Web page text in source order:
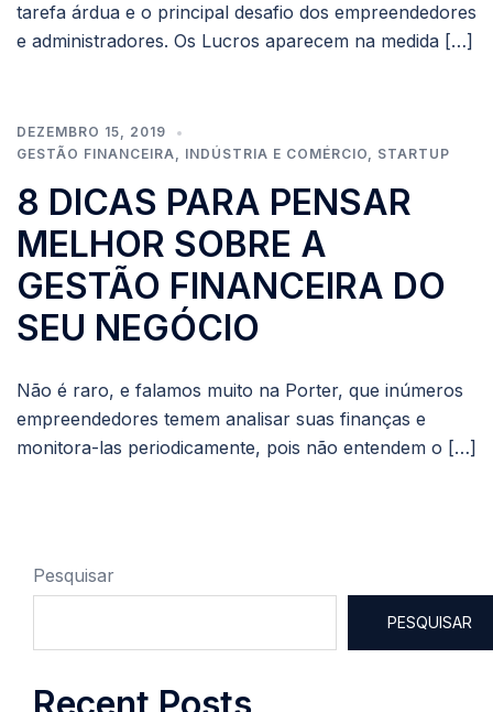
tarefa árdua e o principal desafio dos empreendedores
e administradores. Os Lucros aparecem na medida […]
DEZEMBRO 15, 2019
GESTÃO FINANCEIRA, INDÚSTRIA E COMÉRCIO, STARTUP
8 DICAS PARA PENSAR
MELHOR SOBRE A
GESTÃO FINANCEIRA DO
SEU NEGÓCIO
Não é raro, e falamos muito na Porter, que inúmeros
empreendedores temem analisar suas finanças e
monitora-las periodicamente, pois não entendem o […]
Pesquisar
PESQUISAR